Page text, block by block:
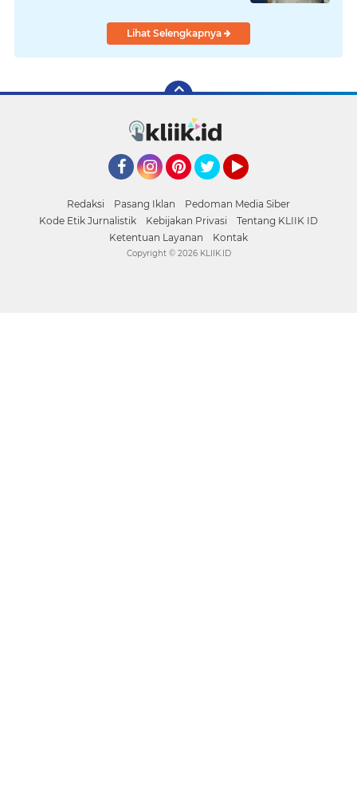
Lihat Selengkapnya
Redaksi Pasang Iklan
Pedoman Media Siber
Kode Etik Jurnalistik
Kebijakan Privasi
Tentang KLIIK ID
Ketentuan Layanan
Kontak
Copyright © 2026 KLIIK.ID